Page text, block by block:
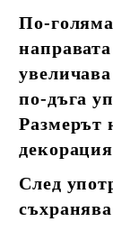
По-
по-дъга
Размерът
След